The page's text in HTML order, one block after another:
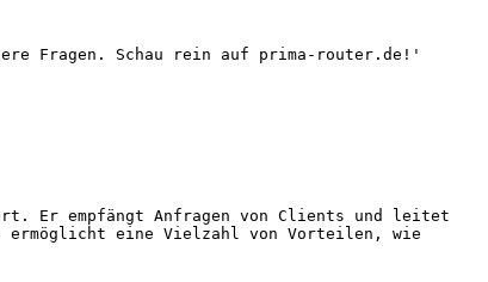
Fragen. Schau rein auf prima-router.de!'
Er empfängt Anfragen von Clients und leitet
ermöglicht eine Vielzahl von Vorteilen, wie